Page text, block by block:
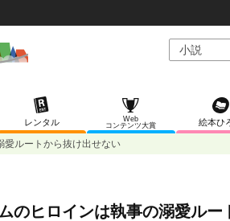
レンタル
Web
コンテンツ大賞
絵本ひ
愛ルートから抜け出せない
のヒロインは執事の溺愛ルー